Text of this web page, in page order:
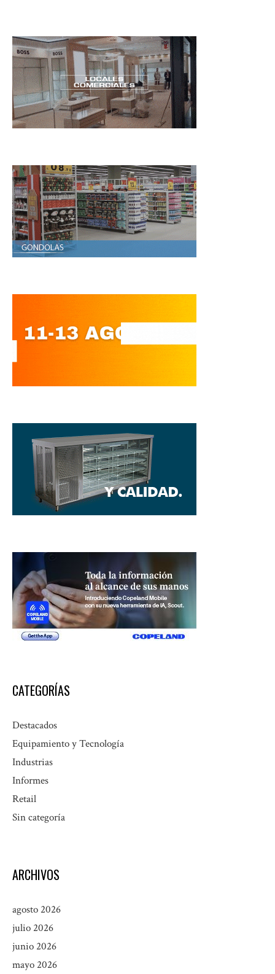
CATEGORÍAS
Destacados
Equipamiento y Tecnología
Industrias
Informes
Retail
Sin categoría
ARCHIVOS
agosto 2026
julio 2026
junio 2026
mayo 2026